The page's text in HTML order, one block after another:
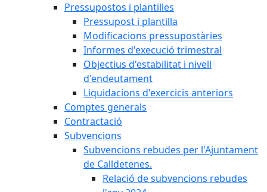
Pressupostos i plantilles
Pressupost i plantilla
Modificacions pressupostàries
Informes d'execució trimestral
Objectius d'estabilitat i nivell
d'endeutament
Liquidacions d'exercicis anteriors
Comptes generals
Contractació
Subvencions
Subvencions rebudes per l'Ajuntament
de Calldetenes.
Relació de subvencions rebudes